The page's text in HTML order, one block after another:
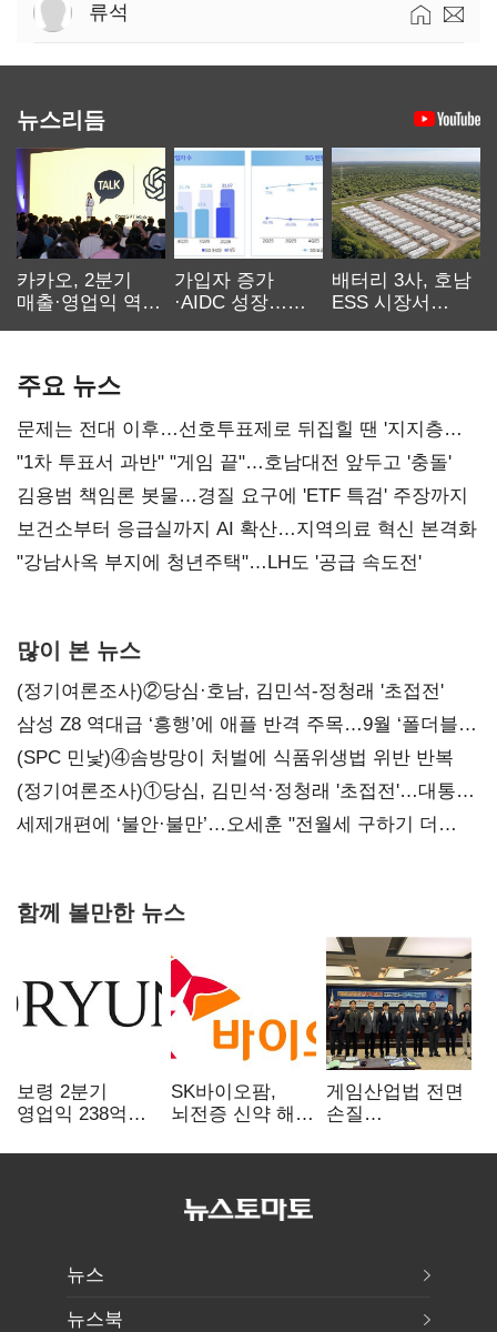
류석
뉴스리듬
카카오, 2분기
매출·영업익 역대
가입자 증가
·AIDC 성장…
배터리 3사, 호남
ESS 시장서
주요 뉴스
문제는 전대 이후…선호투표제로 뒤집힐 땐 '지지층
불복'
"1차 투표서 과반" "게임 끝"…호남대전 앞두고 '충돌'
김용범 책임론 봇물…경질 요구에 'ETF 특검' 주장까지
보건소부터 응급실까지 AI 확산…지역의료 혁신 본격화
"강남사옥 부지에 청년주택"…LH도 '공급 속도전'
많이 본 뉴스
(정기여론조사)②당심·호남, 김민석-정청래 '초접전'
삼성 Z8 역대급 ‘흥행’에 애플 반격 주목…9월 ‘폴더블
대전’
(SPC 민낯)④솜방망이 처벌에 식품위생법 위반 반복
(정기여론조사)①당심, 김민석·정청래 '초접전'…대통령
지지도 '50% 아래로'(종합)
세제개편에 ‘불안·불만’…오세훈 "전월세 구하기 더
함께 볼만한 뉴스
보령 2분기
영업익 238억…
SK바이오팜,
뇌전증 신약 해외
차세대 신약 개발
게임산업법 전면
손질
규제 걷고
뉴스
뉴스북